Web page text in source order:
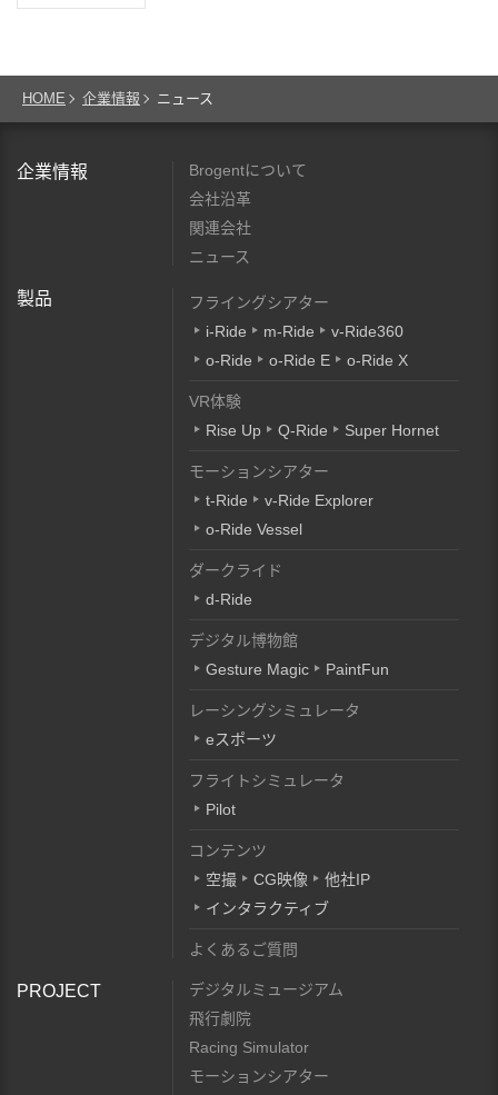
HOME 企業情報 ニュース
企業情報
Brogentについて
会社沿革
関連会社
ニュース
製品
フライングシアター
i-Ride
m-Ride
v-Ride360
o-Ride
o-Ride E o-Ride X
VR体験
Rise Up
Q-Ride Super Hornet
モーションシアター
t-Ride
v-Ride Explorer
o-Ride Vessel
ダークライド
d-Ride
デジタル博物館
Gesture Magic
PaintFun
レーシングシミュレータ
eスポーツ
フライトシミュレータ
Pilot
コンテンツ
空撮
CG映像
他社IP
インタラクティブ
よくあるご質問
PROJECT
デジタルミュージアム
飛行劇院
Racing Simulator
モーションシアター